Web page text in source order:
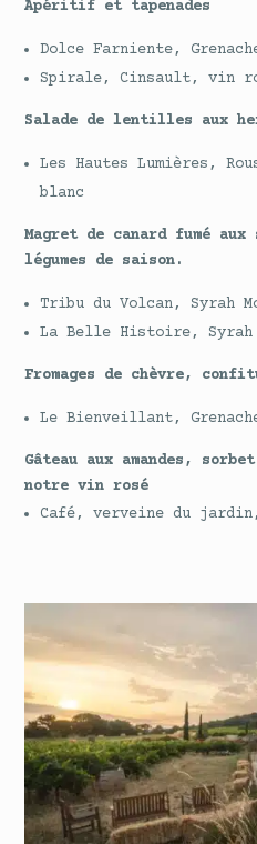
Apéritif et tapenades
Dolce Farniente,
Spirale, Cinsault, vin
Salade de lentilles aux
Les Hautes Lumières,
blanc
Magret de canard fumé
légumes de saison.
Tribu du Volcan, Syrah
La Belle Histoire, Syrah
Fromages de chèvre,
Le Bienveillant,
Gâteau aux amandes,
notre vin rosé
Café, verveine du